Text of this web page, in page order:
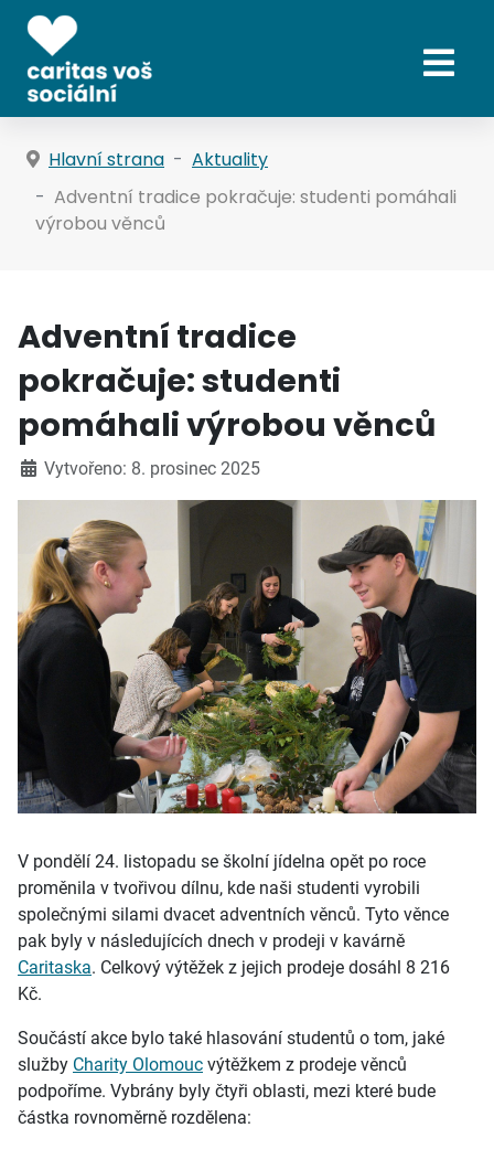
Hlavní strana
Aktuality
Adventní tradice pokračuje: studenti pomáhali
výrobou věnců
Adventní tradice
pokračuje: studenti
pomáhali výrobou věnců
Vytvořeno: 8. prosinec 2025
V pondělí 24. listopadu se školní jídelna opět po roce
proměnila v tvořivou dílnu, kde naši studenti vyrobili
společnými silami dvacet adventních věnců. Tyto věnce
pak byly v následujících dnech v prodeji v kavárně
Caritaska. Celkový výtěžek z jejich prodeje dosáhl 8 216
Kč.
Součástí akce bylo také hlasování studentů o tom, jaké
služby Charity Olomouc výtěžkem z prodeje věnců
podpoříme. Vybrány byly čtyři oblasti, mezi které bude
částka rovnoměrně rozdělena: